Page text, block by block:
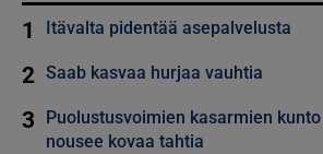
1 Itävalta pidentää asepalvelusta
2 Saab kasvaa hurjaa vauhtia
3
Puolustusvoimien kasarmien kunto
nousee kovaa tahtia